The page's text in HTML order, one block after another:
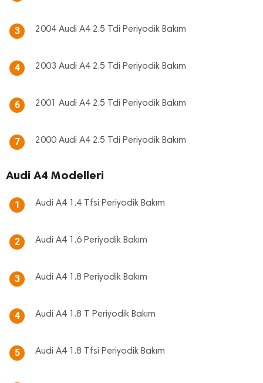
3 2004 Audi A4 2.5 Tdi Periyodik Bakım
4 2003 Audi A4 2.5 Tdi Periyodik Bakım
6 2001 Audi A4 2.5 Tdi Periyodik Bakım
7 2000 Audi A4 2.5 Tdi Periyodik Bakım
Audi A4 Modelleri
1 Audi A4 1.4 Tfsi Periyodik Bakım
2 Audi A4 1.6 Periyodik Bakım
3 Audi A4 1.8 Periyodik Bakım
4 Audi A4 1.8 T Periyodik Bakım
5 Audi A4 1.8 Tfsi Periyodik Bakım